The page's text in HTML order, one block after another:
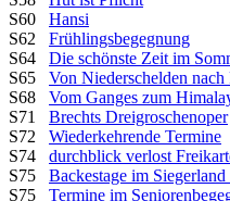
S60 Hansi
S62 Frühlingsbegegnung
S64 Die schönste Zeit im
S65 Von Niederschelden nach
S68 Vom Ganges zum
S71 Brechts Dreigroschenoper
S72 Wiederkehrende Termine
S74 durchblick verlost
S75 Backestage im
S75 Termine im